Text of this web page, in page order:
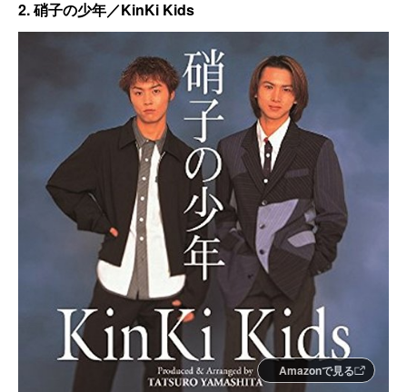
2. 硝子の少年／KinKi Kids
Amazonで見る